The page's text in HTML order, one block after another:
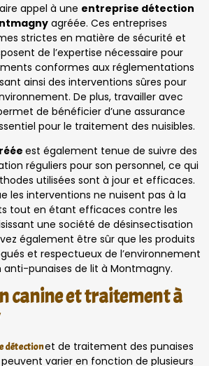
appel à une entreprise détection
agréée. Ces entreprises
strictes en matière de sécurité et
de l’expertise nécessaire pour
conformes aux réglementations
ainsi des interventions sûres pour
De plus, travailler avec
de bénéficier d’une assurance
pour le traitement des nuisibles.
est également tenue de suivre des
réguliers pour son personnel, ce qui
utilisées sont à jour et efficaces.
les interventions ne nuisent pas à la
tout en étant efficaces contre les
une société de désinsectisation
également être sûr que les produits
et respectueux de l’environnement
anti-punaises de lit à Montmagny.
canine et traitement à
détectionet de traitement des punaises
varier en fonction de plusieurs